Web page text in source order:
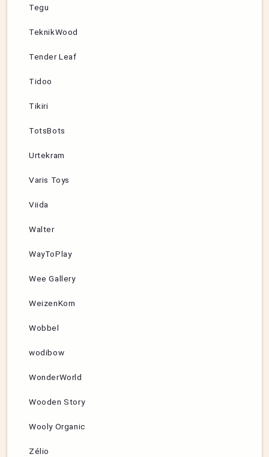
Tegu
TeknikWood
Tender Leaf
Tidoo
Tikiri
TotsBots
Urtekram
Varis Toys
Viida
Walter
WayToPlay
Wee Gallery
WeizenKorn
Wobbel
wodibow
WonderWorld
Wooden Story
Wooly Organic
Zélio